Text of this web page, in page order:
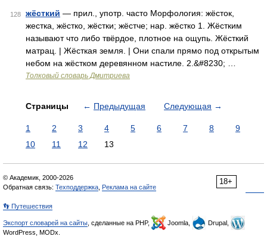
128 жёсткий — прил., употр. часто Морфология: жёсток,
жестка, жёстко, жёстки; жёстче; нар. жёстко 1. Жёстким
называют что либо твёрдое, плотное на ощупь. Жёсткий
матрац. | Жёсткая земля. | Они спали прямо под открытым
небом на жёстком деревянном настиле. 2.&#8230; …
Толковый словарь Дмитриева
Страницы ← Предыдущая Следующая →
1 2 3 4 5 6 7 8
9
10
11 12 13
18+
© Академик, 2000-2026
Обратная связь: Техподдержка Реклама на сайте
👣 Путешествия
Экспорт словарей на сайты , сделанные на PHP, Joomla,
Drupal,
WordPress, MODx.